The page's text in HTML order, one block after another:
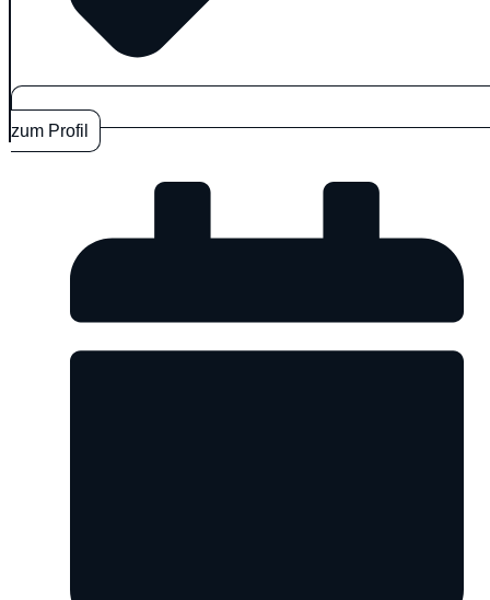
zum Profil